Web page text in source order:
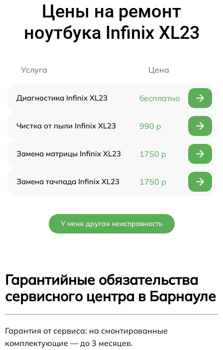
Цены на ремонт
ноутбука Infinix XL23
Услуга Цена
Диагностика Infinix XL23 бесплатно
Чистка от пыли Infinix XL23 990 р
Замена матрицы Infinix XL23 1750 р
Замена тачпада Infinix XL23 1750 р
У меня другая неисправность
Гарантийные обязательства
сервисного центра в Барнауле
Гарантия от сервиса: на смонтированные
комплектующие — до 3 месяцев.